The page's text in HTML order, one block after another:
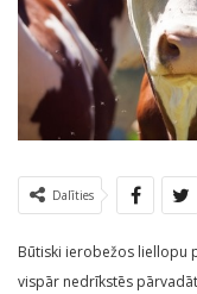
Dalīties
Būtiski ierobežos liellopu
vispār nedrīkstēs